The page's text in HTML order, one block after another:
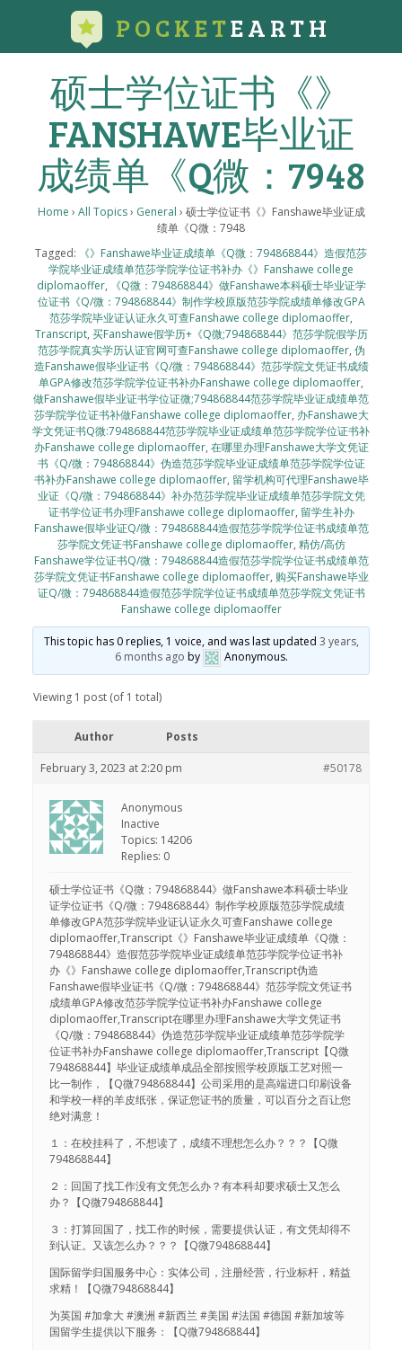
POCKETEARTH
硕士学位证书《》
FANSHAWE毕业证
成绩单《Q微：7948
Home › All Topics › General › 硕士学位证书《》Fanshawe毕业证成
绩单《Q微：7948
Tagged:
《》Fanshawe毕业证成绩单《Q微：794868844》造假范莎
学院毕业证成绩单范莎学院学位证书补办《》Fanshawe college
diplomaoffer,
《Q微：794868844》做Fanshawe本科硕士毕业证学
位证书《Q/微：794868844》制作学校原版范莎学院成绩单修改GPA
范莎学院毕业证认证永久可查Fanshawe college diplomaoffer,
Transcript, 买Fanshawe假学历+《Q微;794868844》范莎学院假学历
范莎学院真实学历认证官网可查Fanshawe college diplomaoffer, 伪
造Fanshawe假毕业证书《Q/微：794868844》范莎学院文凭证书成绩
单GPA修改范莎学院学位证书补办Fanshawe college diplomaoffer,
做Fanshawe假毕业证书学位证微;794868844范莎学院毕业证成绩单范
莎学院学位证书补做Fanshawe college diplomaoffer, 办Fanshawe大
学文凭证书Q微:794868844范莎学院毕业证成绩单范莎学院学位证书补
办Fanshawe college diplomaoffer, 在哪里办理Fanshawe大学文凭证
书《Q/微：794868844》伪造范莎学院毕业证成绩单范莎学院学位证
书补办Fanshawe college diplomaoffer, 留学机构可代理Fanshawe毕
业证《Q/微：794868844》补办范莎学院毕业证成绩单范莎学院文凭
证书学位证书办理Fanshawe college diplomaoffer, 留学生补办
Fanshawe假毕业证Q/微：794868844造假范莎学院学位证书成绩单范
莎学院文凭证书Fanshawe college diplomaoffer, 精仿/高仿
Fanshawe学位证书Q/微：794868844造假范莎学院学位证书成绩单范
莎学院文凭证书Fanshawe college diplomaoffer, 购买Fanshawe毕业
证Q/微：794868844造假范莎学院学位证书成绩单范莎学院文凭证书
Fanshawe college diplomaoffer
This topic has 0 replies, 1 voice, and was last updated 3 years,
6 months ago by Anonymous.
Viewing 1 post (of 1 total)
Author Posts
February 3, 2023 at 2:20 pm #50178
Anonymous
Inactive
Topics: 14206
Replies: 0
硕士学位证书《Q微：794868844》做Fanshawe本科硕士毕业
证学位证书《Q/微：794868844》制作学校原版范莎学院成绩
单修改GPA范莎学院毕业证认证永久可查Fanshawe college
diplomaoffer,Transcript《》Fanshawe毕业证成绩单《Q微：
794868844》造假范莎学院毕业证成绩单范莎学院学位证书补
办《》Fanshawe college diplomaoffer,Transcript伪造
Fanshawe假毕业证书《Q/微：794868844》范莎学院文凭证书
成绩单GPA修改范莎学院学位证书补办Fanshawe college
diplomaoffer,Transcript在哪里办理Fanshawe大学文凭证书
《Q/微：794868844》伪造范莎学院毕业证成绩单范莎学院学
位证书补办Fanshawe college diplomaoffer,Transcript【Q微
794868844】毕业证成绩单成品全部按照学校原版工艺对照一
比一制作，【Q微794868844】公司采用的是高端进口印刷设备
和学校一样的羊皮纸张，保证您证书的质量，可以百分之百让您
绝对满意！
１：在校挂科了，不想读了，成绩不理想怎么办？？？【Q微
794868844】
２：回国了找工作没有文凭怎么办？有本科却要求硕士又怎么
办？【Q微794868844】
３：打算回国了，找工作的时候，需要提供认证，有文凭却得不
到认证。又该怎么办？？？【Q微794868844】
国际留学归国服务中心：实体公司，注册经营，行业标杆，精益
求精！【Q微794868844】
为英国 #加拿大 #澳洲 #新西兰 #美国 #法国 #德国 #新加坡等
国留学生提供以下服务：【Q微794868844】